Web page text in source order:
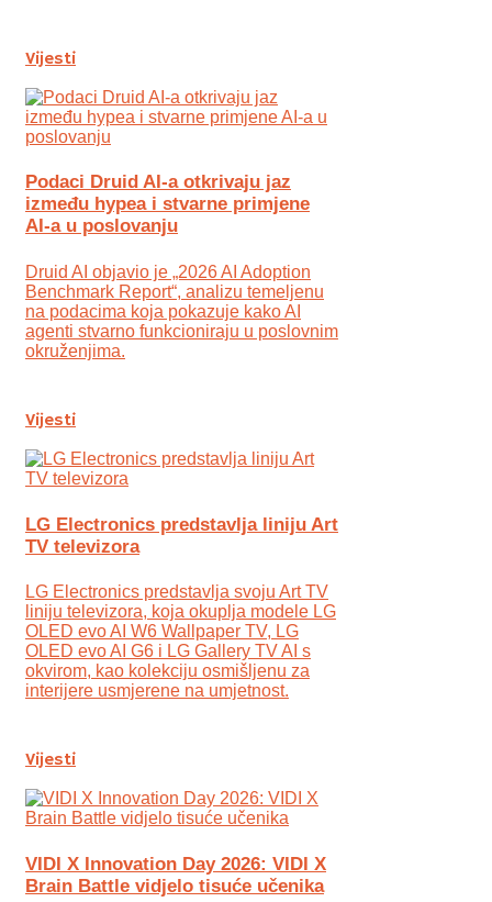
Vijesti
Podaci Druid AI-a otkrivaju jaz
između hypea i stvarne primjene
AI-a u poslovanju
Druid AI objavio je „2026 AI Adoption
Benchmark Report“, analizu temeljenu
na podacima koja pokazuje kako AI
agenti stvarno funkcioniraju u poslovnim
okruženjima.
Vijesti
LG Electronics predstavlja liniju Art
TV televizora
LG Electronics predstavlja svoju Art TV
liniju televizora, koja okuplja modele LG
OLED evo AI W6 Wallpaper TV, LG
OLED evo AI G6 i LG Gallery TV AI s
okvirom, kao kolekciju osmišljenu za
interijere usmjerene na umjetnost.
Vijesti
VIDI X Innovation Day 2026: VIDI X
Brain Battle vidjelo tisuće učenika